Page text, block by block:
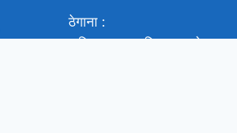
ठेगाना :
फुङ्लिङ नगरपालिका, ताप्लेजुङ